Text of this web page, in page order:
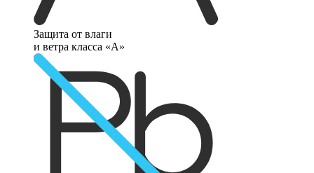
Защита от влаги
и ветра класса «А»